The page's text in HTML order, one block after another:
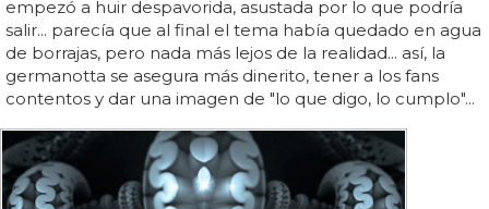
empezó a huir despavorida, asustada por lo que podría
salir... parecía que al final el tema había quedado en agua
de borrajas, pero nada más lejos de la realidad... así, la
germanotta se asegura más dinerito, tener a los fans
contentos y dar una imagen de "lo que digo, lo cumplo"...